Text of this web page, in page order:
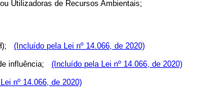
Utilizadoras de Recursos Ambientais;
(Incluído pela Lei nº 14.066, de 2020)
influência; (Incluído pela Lei nº 14.066, de 2020)
nº 14.066, de 2020)